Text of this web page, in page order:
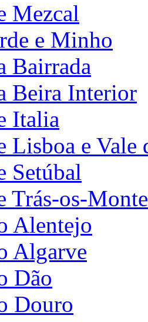
Mezcal
e Minho
Bairrada
Beira Interior
Italia
Lisboa e Vale
Setúbal
Trás-os-
Alentejo
Algarve
Dão
Douro